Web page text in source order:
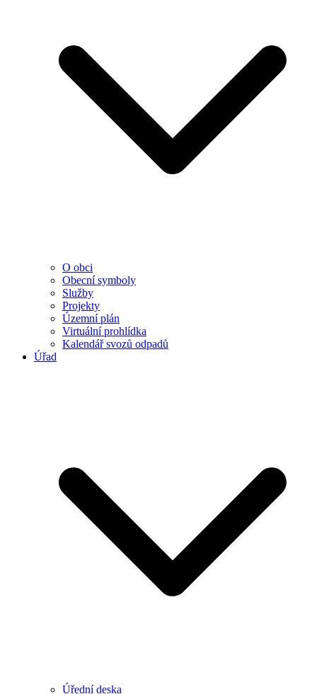
O obci
Obecní symboly
Služby
Projekty
Územní plán
Virtuální prohlídka
Kalendář svozů odpadů
Úřad
Úřední deska